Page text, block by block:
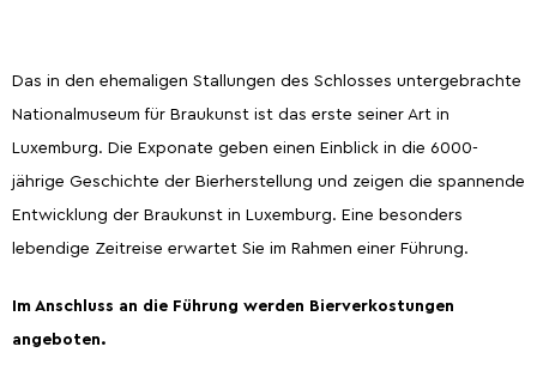
Das in den ehemaligen Stallungen des Schlosses untergebrachte
Nationalmuseum für Braukunst ist das erste seiner Art in
Luxemburg. Die Exponate geben einen Einblick in die 6000-
jährige Geschichte der Bierherstellung und zeigen die spannende
Entwicklung der Braukunst in Luxemburg. Eine besonders
lebendige Zeitreise erwartet Sie im Rahmen einer Führung.
Im Anschluss an die Führung werden Bierverkostungen
angeboten.